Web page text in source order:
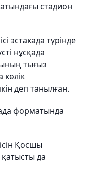
стадион
эстакада түрінде
нұсқада
тығыз
деп танылған.
форматында
Қосшы
қатысты да